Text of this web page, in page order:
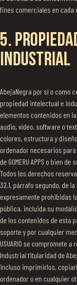
fines comerciales en cada
5.
INDUSTRIAL
AbejaNegra por sí o como
propiedad intelectual e
elementos contenidos en
audio, vídeo, software o
colores, estructura y
ordenador necesarios
de GOMERU APPS o bien
Todos los derechos
32.1, párrafo segundo, de
expresamente prohibidas
pública, incluida su
de los contenidos de esta
soporte y por cualquier
USUARIO se compromete
Industrial titularidad de
incluso imprimirlos,
ordenador o en cualquier